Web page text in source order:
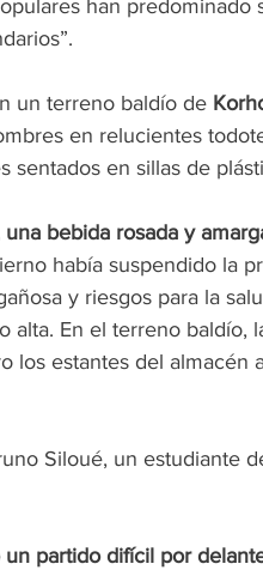
han
un terreno baldío de
en relucientes
sentados en sillas de
bebida rosada y
había suspendido la
y riesgos para la
alta. En el terreno baldío,
los estantes del almacén
Siloué, un estudiante
partido difícil por